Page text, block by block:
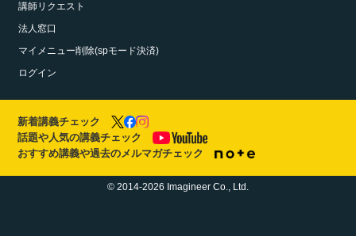
講師リクエスト
法人窓口
マイメニュー削除(spモード決済)
ログイン
新着講義チェック
話題や人気の講義チェック
おすすめ講義や過去のメルマガチェック
© 2014-2026 Imagineer Co., Ltd.